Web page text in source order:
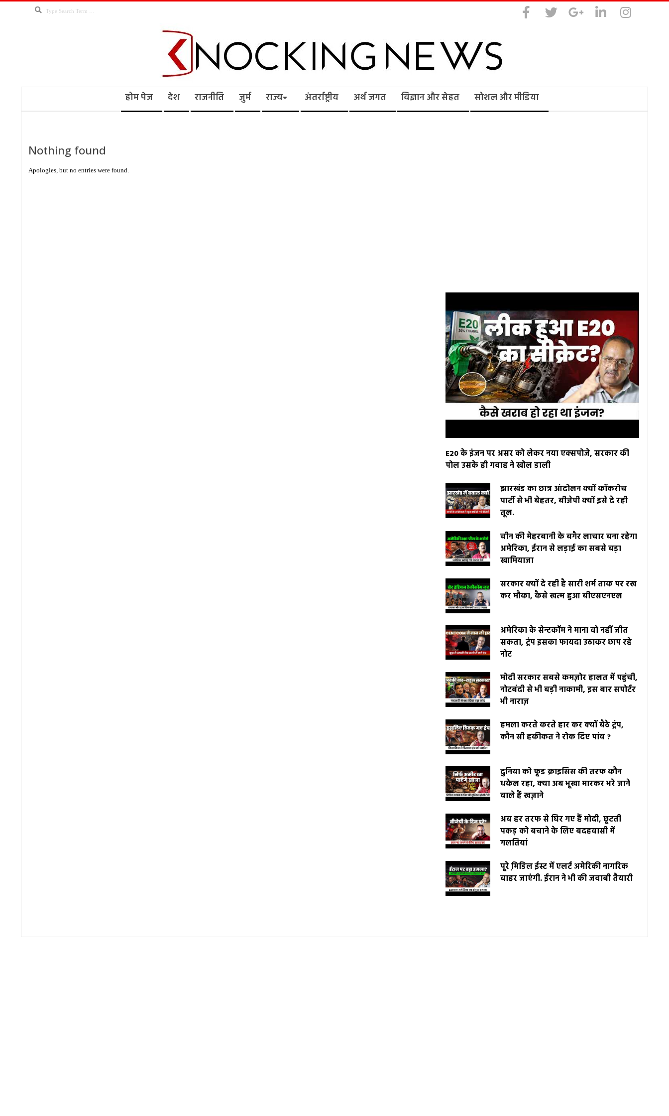
Search
Knocking
होम पेज देश राजनीति जुर्म राज्य अंतर्राष्ट्रीय अर्थ जगत विज्ञान और सेहत सोशल और मीडिया
Nothing found
Apologies, but no entries were found.
E20 के इंजन पर असर को लेकर नया एक्सपोजे, सरकार की
पोल उसके ही गवाह ने खोल डाली
झारखंड का छात्र आंदोलन क्यों कॉकरोच
पार्टी से भी बेहतर, बीजेपी क्यों इसे दे रही
तूल.
चीन की मेहरबानी के बगैर लाचार बना रहेगा
अमेरिका, ईरान से लड़ाई का सबसे बड़ा
खामियाजा
सरकार क्यों दे रही है सारी शर्म ताक पर रख
कर मौका, कैसे खत्म हुआ बीएसएनएल
अमेरिका के सेन्टकॉम ने माना वो नहीं जीत
सकता, ट्रंप इसका फायदा उठाकर छाप रहे
नोट
मोदी सरकार सबसे कमज़ोर हालत में पहुंची,
नोटबंदी से भी बड़ी नाकामी, इस बार सपोर्टर
भी नाराज़
हमला करते करते हार कर क्यों बैठे ट्रंप,
कौन सी हकीकत ने रोक दिए पांव ?
दुनिया को फूड क्राइसिस की तरफ कौन
धकेल रहा, क्या अब भूखा मारकर भरे जाने
वाले हैं खज़ाने
अब हर तरफ से घिर गए हैं मोदी, छूटती
पकड़ को बचाने के लिए बदहवासी में
गलतियां
पूरे मि़डिल ईस्ट में एलर्ट अमेरिकी नागरिक
बाहर जाएंगी. ईरान ने भी की जवाबी तैयारी